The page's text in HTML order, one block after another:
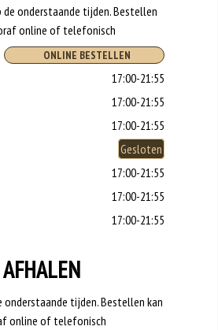
de onderstaande tijden. Bestellen
online of telefonisch
ONLINE BESTELLEN
17:00-21:55
17:00-21:55
17:00-21:55
Gesloten
17:00-21:55
17:00-21:55
17:00-21:55
AFHALEN
onderstaande tijden. Bestellen kan
online of telefonisch